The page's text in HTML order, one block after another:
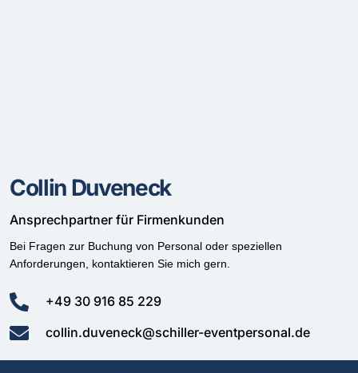
Collin Duveneck
Ansprechpartner für Firmenkunden
Bei Fragen zur Buchung von Personal oder speziellen
Anforderungen, kontaktieren Sie mich gern.
+49 30 916 85 229
collin.duveneck@schiller-eventpersonal.de